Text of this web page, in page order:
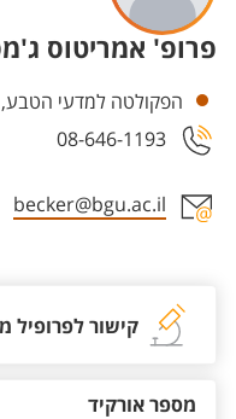
פרופ' אמריטוס
יחידותהפקולטה למדעי הטבע,
08-646-1193
becker@bgu.ac.il
קישור לפרופיל
מספר אורקיד